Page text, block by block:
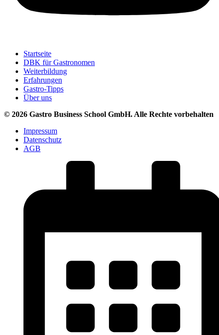
Startseite
DBK für Gastronomen
Weiterbildung
Erfahrungen
Gastro-Tipps
Über uns
© 2026 Gastro Business School GmbH. Alle Rechte vorbehalten
Impressum
Datenschutz
AGB